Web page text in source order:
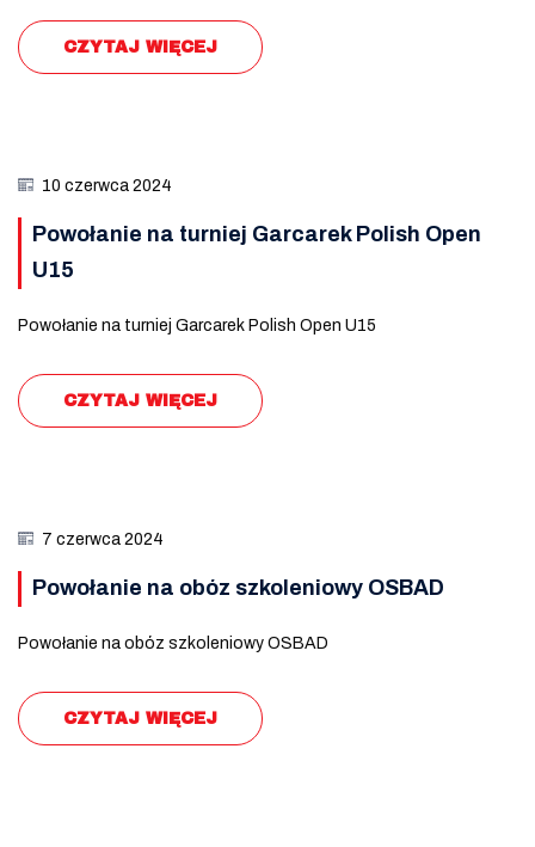
CZYTAJ WIĘCEJ
10 czerwca 2024
Powołanie na turniej Garcarek Polish Open
U15
Powołanie na turniej Garcarek Polish Open U15
CZYTAJ WIĘCEJ
7 czerwca 2024
Powołanie na obóz szkoleniowy OSBAD
Powołanie na obóz szkoleniowy OSBAD
CZYTAJ WIĘCEJ